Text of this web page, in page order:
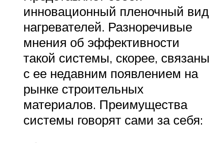
инновационный пленочный вид
нагревателей. Разноречивые
мнения об эффективности
такой системы, скорее, связаны
с ее недавним появлением на
рынке строительных
материалов. Преимущества
системы говорят сами за себя: